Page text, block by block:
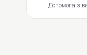
Допомога з